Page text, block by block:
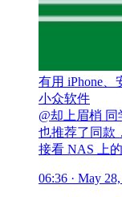
有用 iPhone
小众软件
@却上眉梢
也推荐了同款
接看 NAS 上的
06:36 · May